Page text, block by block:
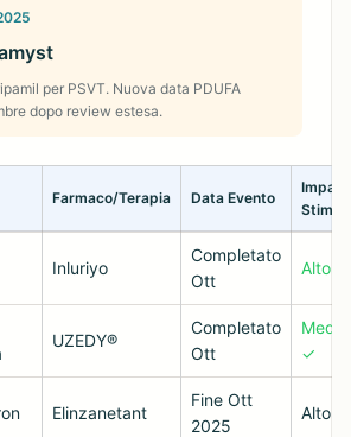
per PSVT. Nuova data PDUFA
dopo review estesa.
Farmaco/Terapia Data Evento
Inluriyo
Completato
Ott
Alto ✓
UZEDY®
Completato
Ott
Medio
✓
Elinzanetant
Fine Ott
2025
Alto